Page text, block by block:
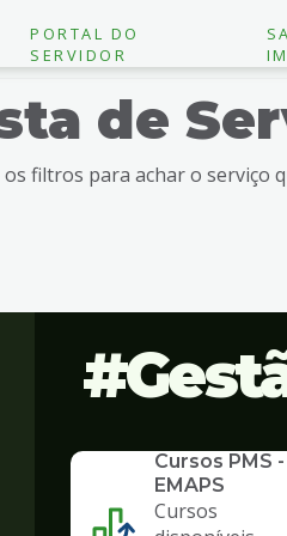
PORTAL DO
SERVIDOR
de
os filtros para achar o serviço
Cursos PMS -
EMAPS
Cursos